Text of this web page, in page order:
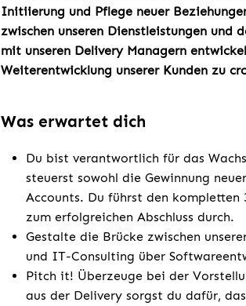
Initiierung und Pflege neuer
zwischen unseren Dienstleistungen und
mit unseren Delivery Managern
Weiterentwicklung unserer Kunden zu
Was erwartet dich
Du bist verantwortlich für das
steuerst sowohl die Gewinnung
Accounts. Du führst den
zum erfolgreichen Abschluss durch.
Gestalte die Brücke zwischen
und IT-Consulting über
Pitch it! Überzeuge bei der
aus der Delivery sorgst du dafür,